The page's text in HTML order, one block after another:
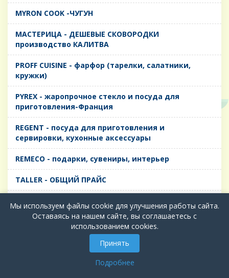
MYRON COOK -ЧУГУН
MАСТЕРИЦА - ДЕШЕВЫЕ СКОВОРОДКИ
производство КАЛИТВА
PROFF CUISINE - фарфор (тарелки, салатники,
кружки)
PYREX - жаропрочное стекло и посуда для
приготовления-Франция
REGENT - посуда для приготовления и
сервировки, кухонные аксессуары
REMECO - подарки, сувениры, интерьер
TALLER - ОБЩИЙ ПРАЙС
TIMA - посуда для приготовления и сервировки,
кухонные аксессуары
БИОСТАЛЬ - ТЕРМОСА
Мы используем файлы cookie для улучшения работы сайта.
Оставаясь на нашем сайте, вы соглашаетесь с
использованием cookies.
Принять
Подробнее